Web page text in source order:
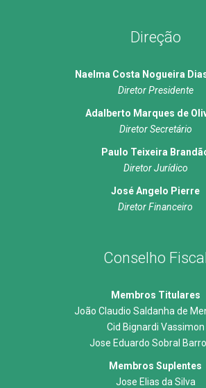
Direção
Naelma Costa Nogueira
Diretor Presidente
Adalberto Marques de
Diretor Secretário
Paulo Teixeira
Diretor Jurídico
José Angelo Pierre
Diretor Financeiro
Conselho Fiscal
Membros Titulares
João Claudio Saldanha de
Cid Bignardi Vassimon
Jose Eduardo Sobral
Membros Suplentes
Jose Elias da Silva